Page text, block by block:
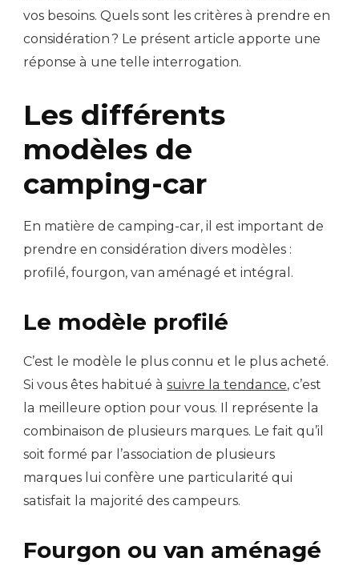
vos besoins. Quels sont les critères à prendre en
considération ? Le présent article apporte une
réponse à une telle interrogation.
Les différents
modèles de
camping-car
En matière de camping-car, il est important de
prendre en considération divers modèles :
profilé, fourgon, van aménagé et intégral.
Le modèle profilé
C’est le modèle le plus connu et le plus acheté.
Si vous êtes habitué à suivre la tendance, c’est
la meilleure option pour vous. Il représente la
combinaison de plusieurs marques. Le fait qu’il
soit formé par l’association de plusieurs
marques lui confère une particularité qui
satisfait la majorité des campeurs.
Fourgon ou van aménagé